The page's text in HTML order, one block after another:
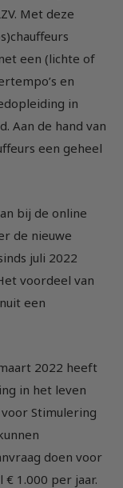
Met deze
een (lichte of
en
in
Aan de hand van
een geheel
bij de online
de nieuwe
juli 2022
voordeel van
een
2022 heeft
in het leven
Stimulering
doen voor
1.000 per jaar.